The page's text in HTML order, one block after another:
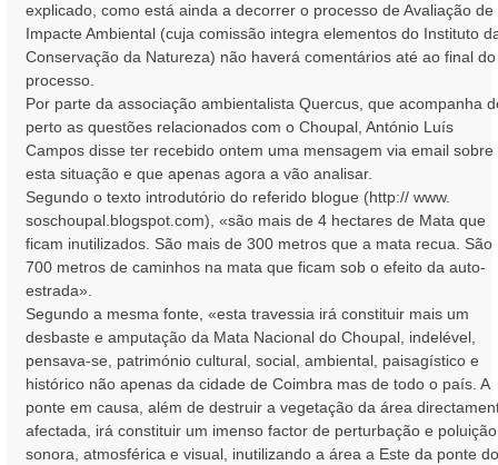
explicado, como está ainda a decorrer o processo de Avaliação de
Impacte Ambiental (cuja comissão integra elementos do Instituto
Conservação da Natureza) não haverá comentários até ao final do
processo.
Por parte da associação ambientalista Quercus, que acompanha
perto as questões relacionados com o Choupal, António Luís
Campos disse ter recebido ontem uma mensagem via email sobre
esta situação e que apenas agora a vão analisar.
Segundo o texto introdutório do referido blogue (http:// www.
soschoupal.blogspot.com), «são mais de 4 hectares de Mata que
ficam inutilizados. São mais de 300 metros que a mata recua. São
700 metros de caminhos na mata que ficam sob o efeito da auto-
estrada».
Segundo a mesma fonte, «esta travessia irá constituir mais um
desbaste e amputação da Mata Nacional do Choupal, indelével,
pensava-se, património cultural, social, ambiental, paisagístico e
histórico não apenas da cidade de Coimbra mas de todo o país. A
ponte em causa, além de destruir a vegetação da área
afectada, irá constituir um imenso factor de perturbação e
sonora, atmosférica e visual, inutilizando a área a Este da ponte do